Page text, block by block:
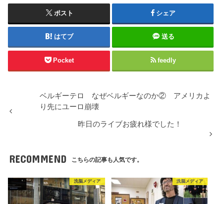
ポスト シェア
はてブ 送る
Pocket feedly
ベルギーテロ なぜベルギーなのか② アメリカよ
り先にユーロ崩壊
昨日のライブお疲れ様でした！
RECOMMEND こちらの記事も人気です。
洗脳メディア 洗脳メディア